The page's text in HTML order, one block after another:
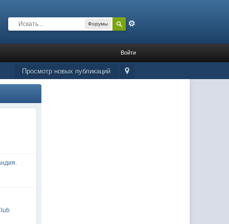
Форумы
Войти
Просмотр новых публикаций